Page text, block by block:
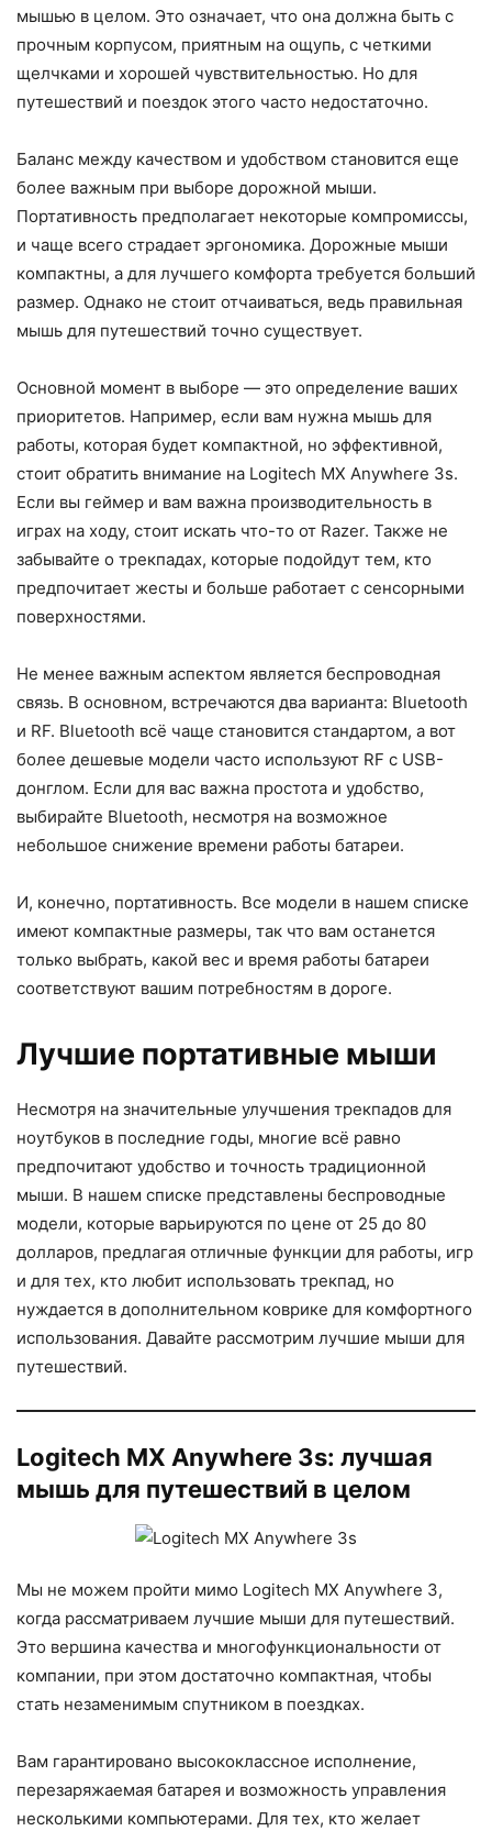
мышью в целом. Это означает, что она должна быть с
прочным корпусом, приятным на ощупь, с четкими
щелчками и хорошей чувствительностью. Но для
путешествий и поездок этого часто недостаточно.
Баланс между качеством и удобством становится еще
более важным при выборе дорожной мыши.
Портативность предполагает некоторые компромиссы,
и чаще всего страдает эргономика. Дорожные мыши
компактны, а для лучшего комфорта требуется больший
размер. Однако не стоит отчаиваться, ведь правильная
мышь для путешествий точно существует.
Основной момент в выборе — это определение ваших
приоритетов. Например, если вам нужна мышь для
работы, которая будет компактной, но эффективной,
стоит обратить внимание на Logitech MX Anywhere 3s.
Если вы геймер и вам важна производительность в
играх на ходу, стоит искать что-то от Razer. Также не
забывайте о трекпадах, которые подойдут тем, кто
предпочитает жесты и больше работает с сенсорными
поверхностями.
Не менее важным аспектом является беспроводная
связь. В основном, встречаются два варианта: Bluetooth
и RF. Bluetooth всё чаще становится стандартом, а вот
более дешевые модели часто используют RF с USB-
донглом. Если для вас важна простота и удобство,
выбирайте Bluetooth, несмотря на возможное
небольшое снижение времени работы батареи.
И, конечно, портативность. Все модели в нашем списке
имеют компактные размеры, так что вам останется
только выбрать, какой вес и время работы батареи
соответствуют вашим потребностям в дороге.
Лучшие портативные мыши
Несмотря на значительные улучшения трекпадов для
ноутбуков в последние годы, многие всё равно
предпочитают удобство и точность традиционной
мыши. В нашем списке представлены беспроводные
модели, которые варьируются по цене от 25 до 80
долларов, предлагая отличные функции для работы, игр
и для тех, кто любит использовать трекпад, но
нуждается в дополнительном коврике для комфортного
использования. Давайте рассмотрим лучшие мыши для
путешествий.
Logitech MX Anywhere 3s: лучшая
мышь для путешествий в целом
Мы не можем пройти мимо Logitech MX Anywhere 3,
когда рассматриваем лучшие мыши для путешествий.
Это вершина качества и многофункциональности от
компании, при этом достаточно компактная, чтобы
стать незаменимым спутником в поездках.
Вам гарантировано высококлассное исполнение,
перезаряжаемая батарея и возможность управления
несколькими компьютерами. Для тех, кто желает